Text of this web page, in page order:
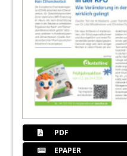
PDF
EPAPER